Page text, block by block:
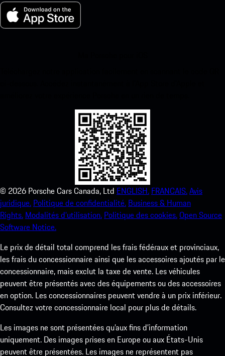
© 2026 Porsche Cars Canada, Ltd ENGLISH. FRANCAIS.Avis
juridique. Politique de confidentialité. Business & Human
Rights. Modalités d’utilisation. Politique des cookies.Open Source
Software Notice.
Le prix de détail total comprend les frais fédéraux et provinciaux,
les frais du concessionnaire ainsi que les accessoires ajoutés par le
concessionnaire, mais exclut la taxe de vente. Les véhicules
peuvent être présentés avec des équipements ou des accessoires
en option. Les concessionnaires peuvent vendre à un prix inférieur.
Consultez votre concessionnaire local pour plus de détails.
Les images ne sont présentées qu’aux fins d’information
uniquement. Des images prises en Europe ou aux États-Unis
peuvent être présentées. Les images ne représentent pas